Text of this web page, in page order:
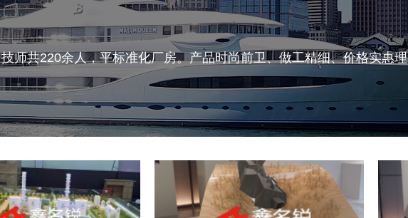
师共220余人，平标准化厂房。产品时尚前卫、做工精细、价格实惠理